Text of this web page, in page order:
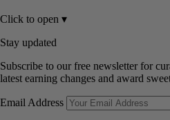
Click to open
Stay updated
Subscribe to our free newsletter for
the latest earning changes and award
Email Address